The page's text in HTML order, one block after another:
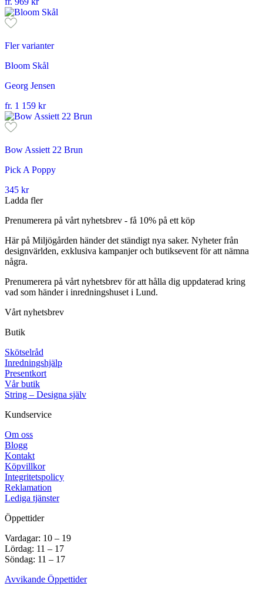
Fler varianter
Bloom Skål
Georg Jensen
fr. 1 159 kr
Bow Assiett 22 Brun
Pick A Poppy
345 kr
Ladda fler
Prenumerera på vårt nyhetsbrev - få 10% på ett köp
Här på Miljögården händer det ständigt nya saker. Nyheter från
designvärlden, exklusiva kampanjer och butiksevent för att nämna
några.
Prenumerera på vårt nyhetsbrev för att hålla dig uppdaterad kring
vad som händer i inredningshuset i Lund.
Vårt nyhetsbrev
Butik
Skötselråd
Inredningshjälp
Presentkort
Vår butik
String – Designa själv
Kundservice
Om oss
Blogg
Kontakt
Köpvillkor
Integritetspolicy
Reklamation
Lediga tjänster
Öppettider
Vardagar: 10 – 19
Lördag: 11 – 17
Söndag: 11 – 17
Avvikande Öppettider